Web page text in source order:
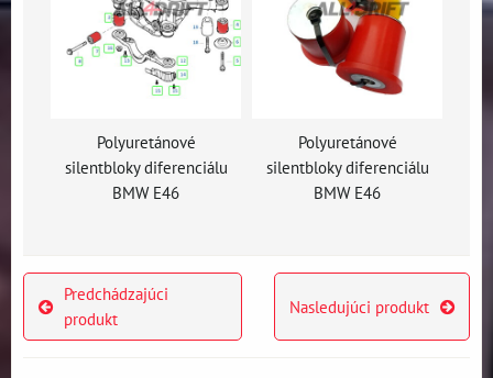
Polyuretánové
silentbloky diferenciálu
BMW E46
Polyuretánové
silentbloky diferenciálu
BMW E46
Predchádzajúci
produkt
Nasledujúci produkt